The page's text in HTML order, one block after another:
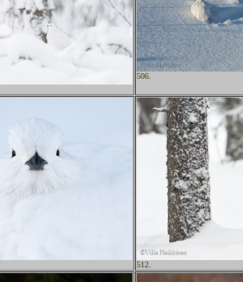
506.
512.